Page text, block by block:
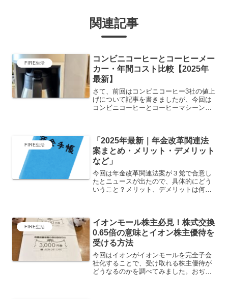
関連記事
FIRE生活
コンビニコーヒーとコーヒーメー
カー・年間コスト比較【2025年
最新】
さて、前回はコンビニコーヒー3社の値上
げについて記事を書きましたが、今回は
コンビニコーヒーとコーヒーマシーンと
に1杯と1日に3杯く...
FIRE生活
「2025年最新｜年金改革関連法
案まとめ・メリット・デメリット
など」
今回は年金改革関連法案が３党で合意し
たとニュースが出たので、具体的にどう
いうこと？メリット、デメリットは何？
の給付水準を底上げする...
FIRE生活
イオンモール株主必見！株式交換
0.65倍の意味とイオン株主優待を
受ける方法
今回はイオンがイオンモールを完全子会
社化することで、受け取れる株主優待が
どうなるのかを調べてみました。おぢ家